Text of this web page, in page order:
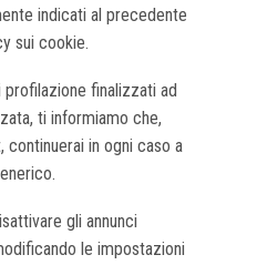
indicati al precedente
sui cookie.
finalizzati ad
ti informiamo che,
continuerai in ogni caso a
gli annunci
le impostazioni